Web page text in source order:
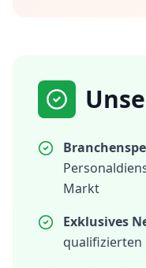
Markt
Exklusives
qualifizierten